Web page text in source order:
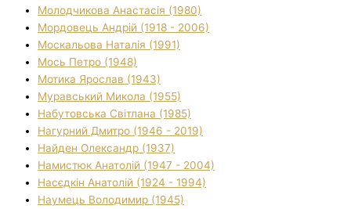
Молодчикова Анастасія (1980)
Мордовець Андрій (1918 - 2006)
Москальова Наталія (1991)
Мось Петро (1948)
Мотика Ярослав (1943)
Муравський Микола (1955)
Набутовська Світлана (1985)
Нагурний Дмитро (1946 - 2019)
Найден Олександр (1937)
Намистюк Анатолій (1947 - 2004)
Насєдкін Анатолій (1924 - 1994)
Наумець Володимир (1945)